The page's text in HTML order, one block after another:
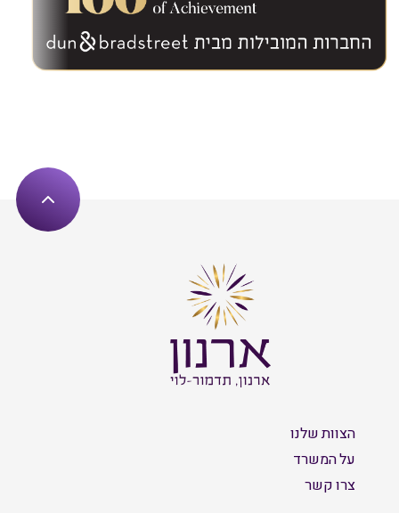
הצוות שלנו
על המשרד
צרו קשר